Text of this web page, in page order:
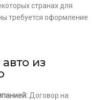
странах для
требуется оформление
из
Договор на